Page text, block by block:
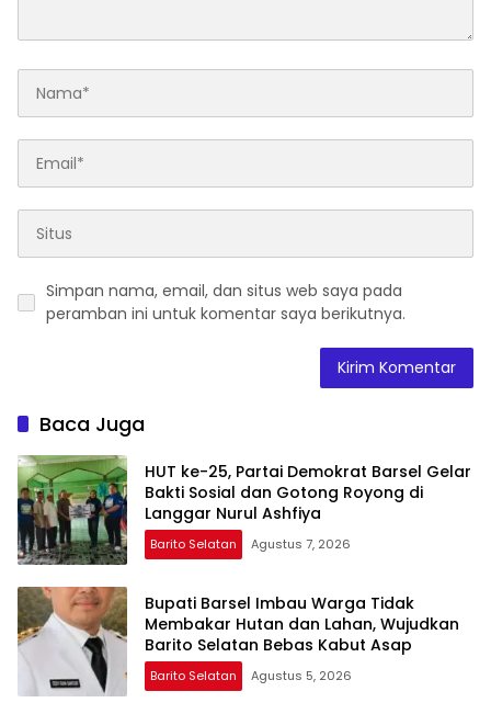
Simpan nama, email, dan situs web saya pada
peramban ini untuk komentar saya berikutnya.
Baca Juga
HUT ke-25, Partai Demokrat Barsel Gelar
Bakti Sosial dan Gotong Royong di
Langgar Nurul Ashfiya
Barito Selatan Agustus 7, 2026
Bupati Barsel Imbau Warga Tidak
Membakar Hutan dan Lahan, Wujudkan
Barito Selatan Bebas Kabut Asap
Barito Selatan Agustus 5, 2026